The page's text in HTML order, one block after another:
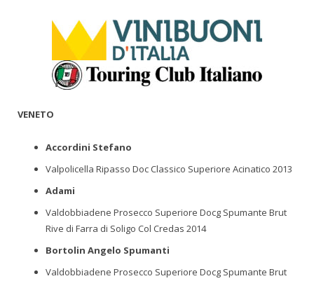
cosa CUCINARE
dove ANDARE
VENETO
Accordini Stefano
Valpolicella Ripasso Doc Classico Superiore Acinatico 2013
Adami
Valdobbiadene Prosecco Superiore Docg Spumante Brut
Rive di Farra di Soligo Col Credas 2014
Bortolin Angelo Spumanti
Valdobbiadene Prosecco Superiore Docg Spumante Brut